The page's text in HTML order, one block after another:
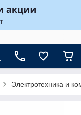
Электротехника и